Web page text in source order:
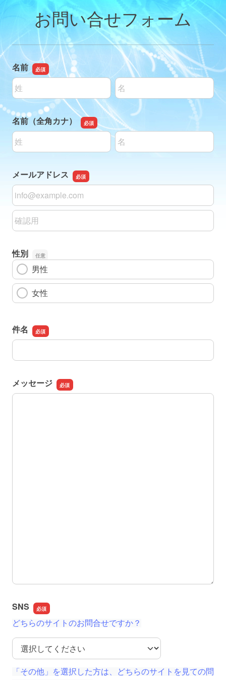
お問い合せフォーム
名前
名前の姓
名前の名
名前（全角カナ）
名前の姓
名前の名
メールアドレス
メールアドレス
メールアドレスの確認用
性別
男性
女性
件名
件名
メッセージ
メッセージ
SNS
どちらのサイトのお問合せですか？
SNS
「その他」を選択した方は、どちらのサイトを見ての問